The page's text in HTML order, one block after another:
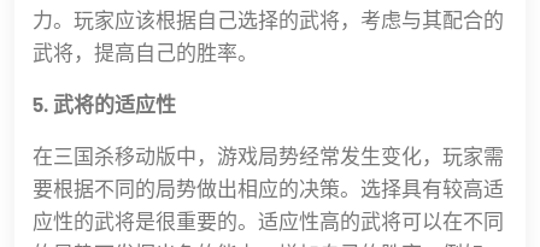
力。玩家应该根据自己选择的武将，考虑与其配合的
武将，提高自己的胜率。
5. 武将的适应性
在三国杀移动版中，游戏局势经常发生变化，玩家需
要根据不同的局势做出相应的决策。选择具有较高适
应性的武将是很重要的。适应性高的武将可以在不同